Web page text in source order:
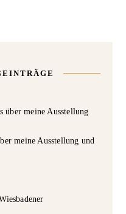
meine Ausstellung und